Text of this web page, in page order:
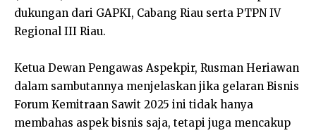
dukungan dari GAPKI, Cabang Riau serta PTPN IV
Regional III Riau.
Ketua Dewan Pengawas Aspekpir, Rusman Heriawan
dalam sambutannya menjelaskan jika gelaran Bisnis
Forum Kemitraan Sawit 2025 ini tidak hanya
membahas aspek bisnis saja, tetapi juga mencakup